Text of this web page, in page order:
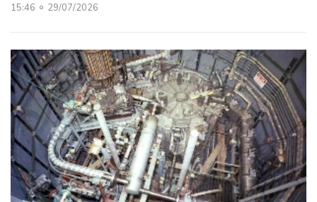
15:46 29/07/2026